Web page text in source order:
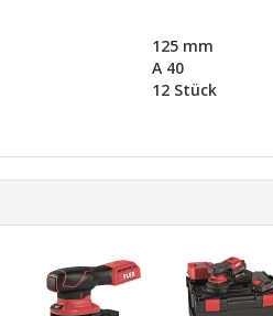
125 mm
A 40
12 Stück